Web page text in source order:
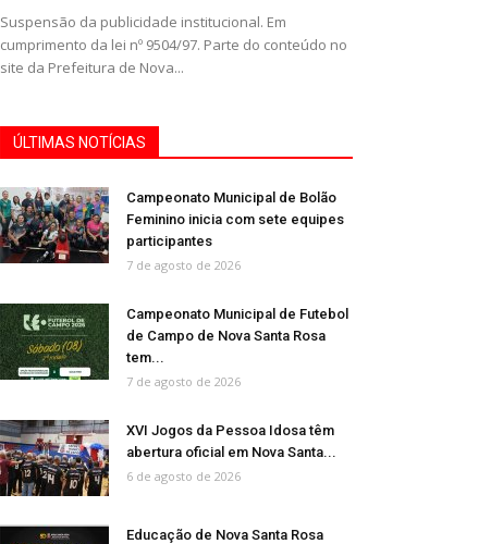
Suspensão da publicidade institucional. Em
cumprimento da lei nº 9504/97. Parte do conteúdo no
site da Prefeitura de Nova...
ÚLTIMAS NOTÍCIAS
Campeonato Municipal de Bolão
Feminino inicia com sete equipes
participantes
7 de agosto de 2026
Campeonato Municipal de Futebol
de Campo de Nova Santa Rosa
tem...
7 de agosto de 2026
XVI Jogos da Pessoa Idosa têm
abertura oficial em Nova Santa...
6 de agosto de 2026
Educação de Nova Santa Rosa